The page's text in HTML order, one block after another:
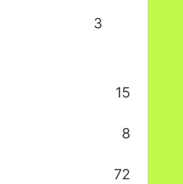
3
15
8
72